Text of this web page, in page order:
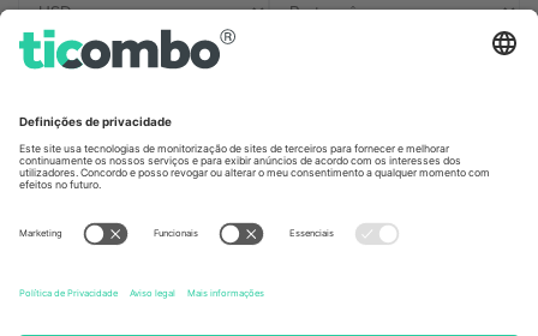
Germany
Unter den Linden 24, 10117
United Kingdom
167 City Road, London, Greater
Kingdom
United States